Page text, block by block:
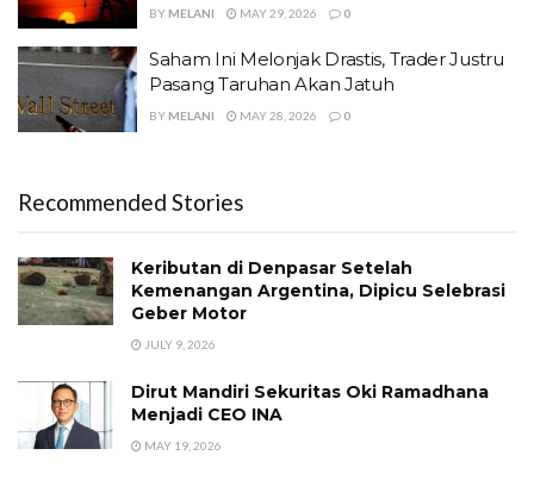
BY MELANI MAY 29, 2026 0
Saham Ini Melonjak Drastis, Trader Justru
Pasang Taruhan Akan Jatuh
BY MELANI MAY 28, 2026 0
Recommended Stories
Keributan di Denpasar Setelah
Kemenangan Argentina, Dipicu Selebrasi
Geber Motor
JULY 9, 2026
Dirut Mandiri Sekuritas Oki Ramadhana
Menjadi CEO INA
MAY 19, 2026